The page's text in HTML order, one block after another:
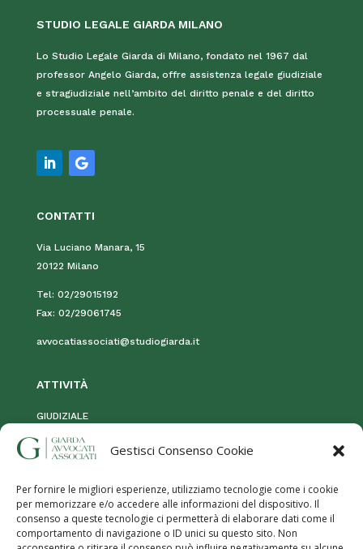
Gestisci Consenso Cookie
Per fornire le migliori esperienze, utilizziamo tecnologie come i cookie
per memorizzare e/o accedere alle informazioni del dispositivo. Il
consenso a queste tecnologie ci permetterà di elaborare dati come il
comportamento di navigazione o ID unici su questo sito. Non
STUDIO LEGALE GIARDA MILANO
Lo Studio Legale Giarda di Milano, fondato nel 1967 dal
professor Angelo Giarda, offre assistenza legale giudiziale
e stragiudiziale nell’ambito del diritto penale e del diritto
processuale penale.
CONTATTI
Via Luciano Manara, 15
20122 Milano
Tel: 02/29015192
Fax: 02/29061745
avvocatiassociati@studiogiarda.it
ATTIVITÀ
GIUDIZIALE
STRAGIUDIZIALE